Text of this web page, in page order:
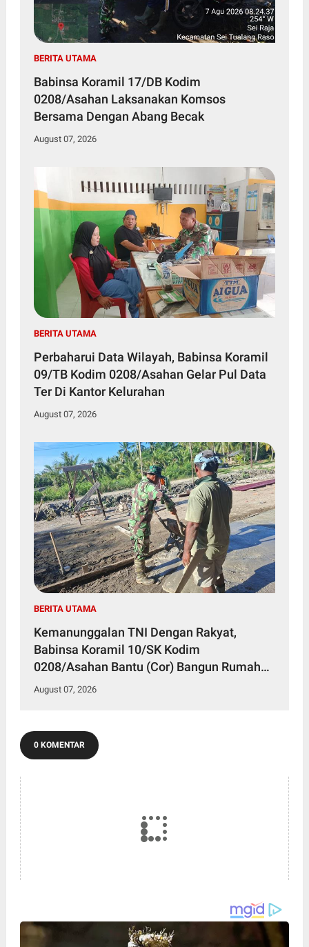
BERITA UTAMA
Babinsa Koramil 17/DB Kodim
0208/Asahan Laksanakan Komsos
Bersama Dengan Abang Becak
August 07, 2026
BERITA UTAMA
Perbaharui Data Wilayah, Babinsa Koramil
09/TB Kodim 0208/Asahan Gelar Pul Data
Ter Di Kantor Kelurahan
August 07, 2026
BERITA UTAMA
Kemanunggalan TNI Dengan Rakyat,
Babinsa Koramil 10/SK Kodim
0208/Asahan Bantu (Cor) Bangun Rumah
Warga
August 07, 2026
0 KOMENTAR